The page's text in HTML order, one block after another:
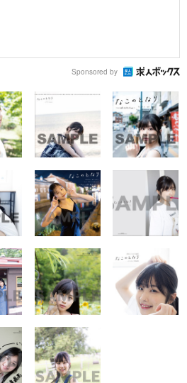
Sponsored by